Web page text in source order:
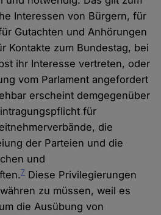
Interessen von Bürgern, für
Gutachten und Anhörungen
Kontakte zum Bundestag, bei
ihr Interesse vertreten, oder
vom Parlament angefordert
erscheint demgegenüber
für
die
der Parteien und die
und
7 Diese Privilegierungen
zu müssen, weil es
die Ausübung von